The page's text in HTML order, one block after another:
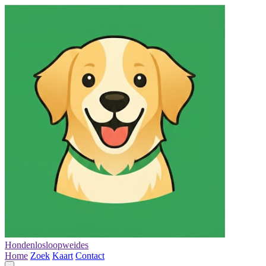
Hondenlosloopweides
Home Zoek Kaart Contact